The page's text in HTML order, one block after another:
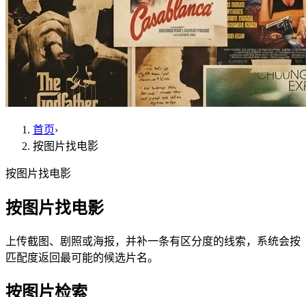
首页›
按图片找电影
按图片找电影
按图片找电影
上传截图、剧照或海报，并补一条有区分度的线索，系统会按
匹配度返回最可能的候选片名。
按图片检索